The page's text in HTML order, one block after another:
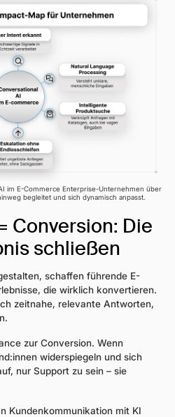
im E-Commerce Enterprise-Unternehmen über
begleitet und sich dynamisch anpasst.
Conversion: Die
schließen
schaffen führende E-
die wirklich konvertieren.
zeitnahe, relevante Antworten,
zur Conversion. Wenn
widerspiegeln und sich
nur Support zu sein – sie
Kundenkommunikation mit KI